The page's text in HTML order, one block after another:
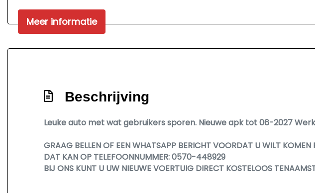
Meer informatie
Beschrijving
Leuke auto met wat gebruikers sporen. Nieuwe apk tot 06-2027
GRAAG BELLEN OF EEN WHATSAPP BERICHT VOORDAT U WILT
DAT KAN OP TELEFOONNUMMER: 0570-448929
BIJ ONS KUNT U UW NIEUWE VOERTUIG DIRECT KOSTELOOS